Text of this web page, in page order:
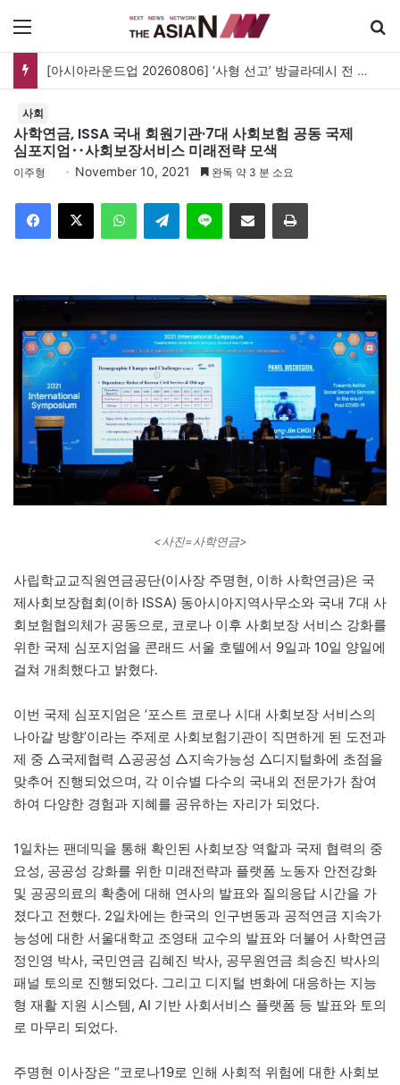
[아시아라운드업 20260806] ‘사형 선고’ 방글라데시 전 총리, 도피국 인도서 연설
사회
사학연금, ISSA 국내 회원기관·7대 사회보험 공동 국제
심포지엄‥사회보장서비스 미래전략 모색
이주형 November 10, 2021 완독 약 3 분 소요
Telegram 이메일
<사진=사학연금>
사립학교교직원연금공단(이사장 주명현, 이하 사학연금)은 국
제사회보장협회(이하 ISSA) 동아시아지역사무소와 국내 7대 사
회보험협의체가 공동으로, 코로나 이후 사회보장 서비스 강화를
위한 국제 심포지엄을 콘래드 서울 호텔에서 9일과 10일 양일에
걸쳐 개최했다고 밝혔다.
이번 국제 심포지엄은 ‘포스트 코로나 시대 사회보장 서비스의
나아갈 방향’이라는 주제로 사회보험기관이 직면하게 된 도전과
제 중 △국제협력 △공공성 △지속가능성 △디지털화에 초점을
맞추어 진행되었으며, 각 이슈별 다수의 국내외 전문가가 참여
하여 다양한 경험과 지혜를 공유하는 자리가 되었다.
1일차는 팬데믹을 통해 확인된 사회보장 역할과 국제 협력의 중
요성, 공공성 강화를 위한 미래전략과 플랫폼 노동자 안전강화
및 공공의료의 확충에 대해 연사의 발표와 질의응답 시간을 가
졌다고 전했다. 2일차에는 한국의 인구변동과 공적연금 지속가
능성에 대한 서울대학교 조영태 교수의 발표와 더불어 사학연금
정인영 박사, 국민연금 김혜진 박사, 공무원연금 최승진 박사의
패널 토의로 진행되었다. 그리고 디지털 변화에 대응하는 지능
형 재활 지원 시스템, AI 기반 사회서비스 플랫폼 등 발표와 토의
로 마무리 되었다.
주명현 이사장은 “코로나19로 인해 사회적 위험에 대한 사회보